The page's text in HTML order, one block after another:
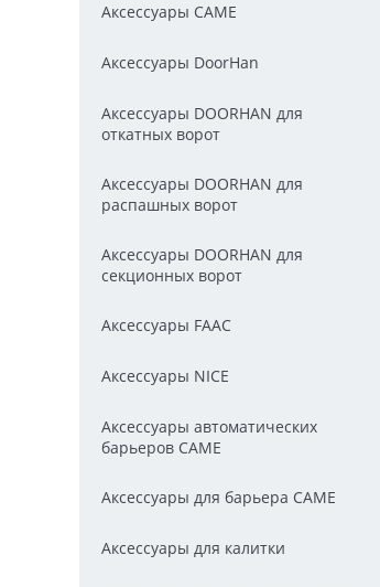
Аксессуары CAME
Аксессуары DoorHan
Аксессуары DOORHAN для
откатных ворот
Аксессуары DOORHAN для
распашных ворот
Аксессуары DOORHAN для
секционных ворот
Аксессуары FAAC
Аксессуары NICE
Аксессуары автоматических
барьеров CAME
Аксессуары для барьера CAME
Аксессуары для калитки